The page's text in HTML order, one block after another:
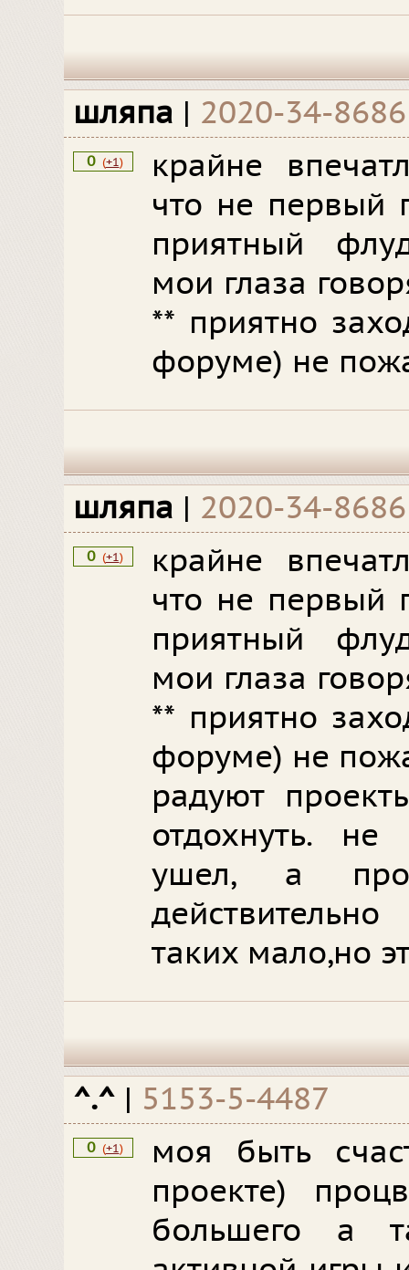
шляпа | 2020-34-8686
0 (+1)
крайне
что не первый
приятный
мои глаза
** приятно
форуме) не
шляпа | 2020-34-8686
0 (+1)
крайне
что не первый
приятный
мои глаза
** приятно
форуме) не
радуют
отдохнуть.
ушел, а
таких мало,но
^.^ | 5153-5-4487
0 (+1)
моя быть
проекте)
большего а